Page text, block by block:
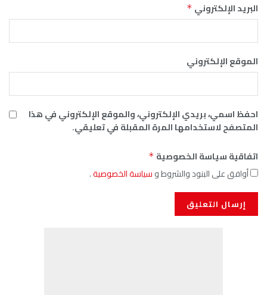
البريد الإلكتروني *
الموقع الإلكتروني
احفظ اسمي، بريدي الإلكتروني، والموقع الإلكتروني في هذا
المتصفح لاستخدامها المرة المقبلة في تعليقي.
اتفاقية سياسة الخصوصية *
أوافق على البنود والشروط وسياسة الخصوصية.